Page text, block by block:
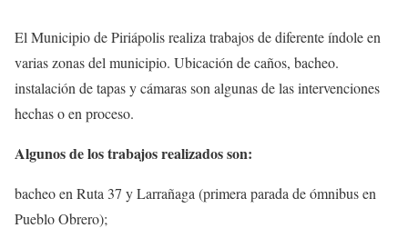
El Municipio de Piriápolis realiza trabajos de diferente índole en
varias zonas del municipio. Ubicación de caños, bacheo.
instalación de tapas y cámaras son algunas de las intervenciones
hechas o en proceso.
Algunos de los trabajos realizados son:
bacheo en Ruta 37 y Larrañaga (primera parada de ómnibus en
Pueblo Obrero);